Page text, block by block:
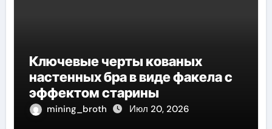
Ключевые черты кованых
настенных бра в виде факела с
эффектом старины
mining_broth Июл 20, 2026